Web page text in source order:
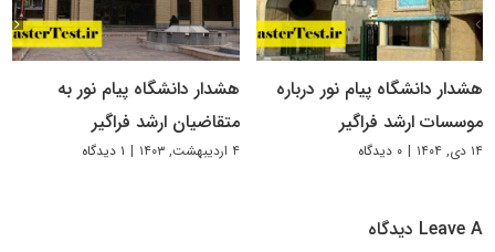
هشدار دانشگاه پیام نور درباره
موسسات ارشد فراگیر
۱۴ دی, ۱۴۰۴ | ۰ دیدگاه
هشدار دانشگاه پیام نور به
متقاضیان ارشد فراگیر
۴ اردیبهشت, ۱۴۰۳ | ۱ دیدگاه
Leave A دیدگاه